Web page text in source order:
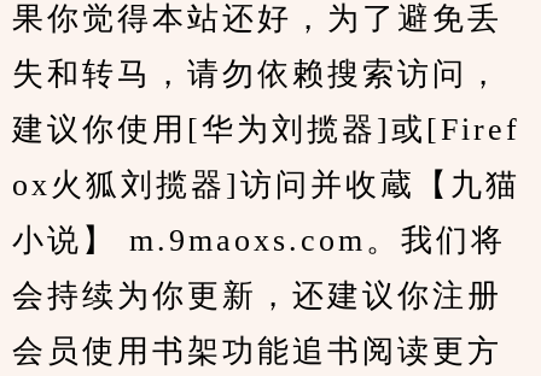
果你觉得本站还好，为了避免丢
失和转马，请勿依赖搜索访问，
建议你使用[华为刘揽器]或[Firef
ox火狐刘揽器]访问并收蔵【九猫
小说】 m.9maoxs.com。我们将
会持续为你更新，还建议你注册
会员使用书架功能追书阅读更方